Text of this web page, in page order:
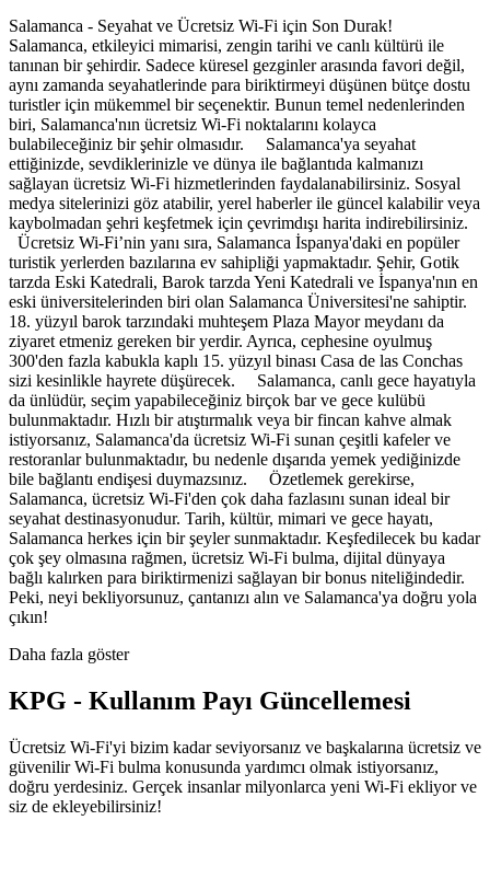
Salamanca - Seyahat ve Ücretsiz Wi-Fi için Son Durak!
Salamanca, etkileyici mimarisi, zengin tarihi ve canlı kültürü ile
tanınan bir şehirdir. Sadece küresel gezginler arasında favori değil,
aynı zamanda seyahatlerinde para biriktirmeyi düşünen bütçe dostu
turistler için mükemmel bir seçenektir. Bunun temel nedenlerinden
biri, Salamanca'nın ücretsiz Wi-Fi noktalarını kolayca
bulabileceğiniz bir şehir olmasıdır. Salamanca'ya seyahat
ettiğinizde, sevdiklerinizle ve dünya ile bağlantıda kalmanızı
sağlayan ücretsiz Wi-Fi hizmetlerinden faydalanabilirsiniz. Sosyal
medya sitelerinizi göz atabilir, yerel haberler ile güncel kalabilir veya
kaybolmadan şehri keşfetmek için çevrimdışı harita indirebilirsiniz.
Ücretsiz Wi-Fi’nin yanı sıra, Salamanca İspanya'daki en popüler
turistik yerlerden bazılarına ev sahipliği yapmaktadır. Şehir, Gotik
tarzda Eski Katedrali, Barok tarzda Yeni Katedrali ve İspanya'nın en
eski üniversitelerinden biri olan Salamanca Üniversitesi'ne sahiptir.
18. yüzyıl barok tarzındaki muhteşem Plaza Mayor meydanı da
ziyaret etmeniz gereken bir yerdir. Ayrıca, cephesine oyulmuş
300'den fazla kabukla kaplı 15. yüzyıl binası Casa de las Conchas
sizi kesinlikle hayrete düşürecek. Salamanca, canlı gece hayatıyla
da ünlüdür, seçim yapabileceğiniz birçok bar ve gece kulübü
bulunmaktadır. Hızlı bir atıştırmalık veya bir fincan kahve almak
istiyorsanız, Salamanca'da ücretsiz Wi-Fi sunan çeşitli kafeler ve
restoranlar bulunmaktadır, bu nedenle dışarıda yemek yediğinizde
bile bağlantı endişesi duymazsınız. Özetlemek gerekirse,
Salamanca, ücretsiz Wi-Fi'den çok daha fazlasını sunan ideal bir
seyahat destinasyonudur. Tarih, kültür, mimari ve gece hayatı,
Salamanca herkes için bir şeyler sunmaktadır. Keşfedilecek bu kadar
çok şey olmasına rağmen, ücretsiz Wi-Fi bulma, dijital dünyaya
bağlı kalırken para biriktirmenizi sağlayan bir bonus niteliğindedir.
Peki, neyi bekliyorsunuz, çantanızı alın ve Salamanca'ya doğru yola
çıkın!
Daha fazla göster
KPG - Kullanım Payı Güncellemesi
Ücretsiz Wi-Fi'yi bizim kadar seviyorsanız ve başkalarına ücretsiz ve
güvenilir Wi-Fi bulma konusunda yardımcı olmak istiyorsanız,
doğru yerdesiniz. Gerçek insanlar milyonlarca yeni Wi-Fi ekliyor ve
siz de ekleyebilirsiniz!